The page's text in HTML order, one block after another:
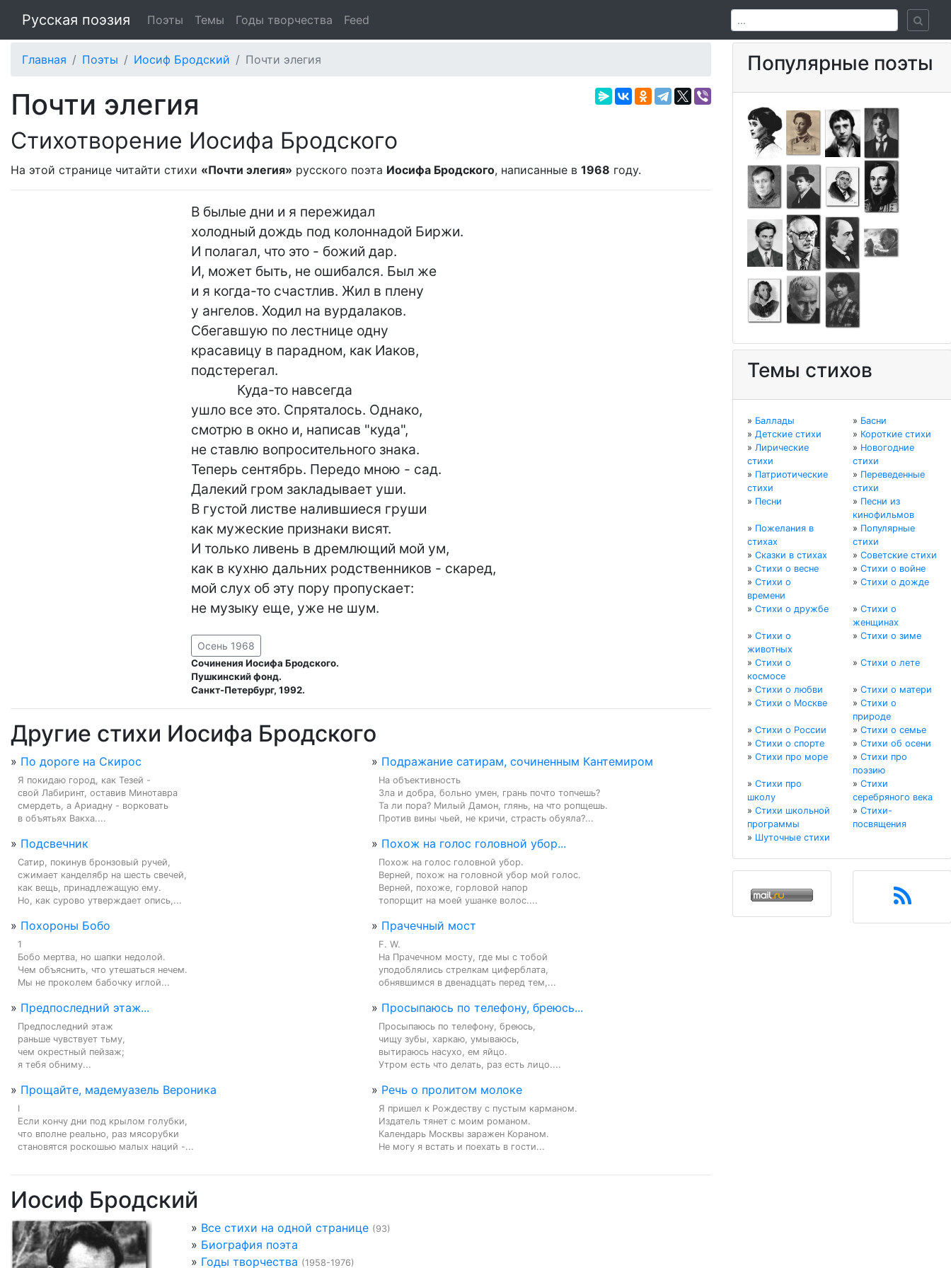
Русская поэзия Поэты Темы Годы творчества Feed
Главная Поэты Иосиф Бродский Почти элегия
Почти элегия
Стихотворение Иосифа Бродского
На этой странице читайти стихи «Почти элегия» русского поэта Иосифа Бродского, написанные в 1968 году.
В былые дни и я пережидал
холодный дождь под колоннадой Биржи.
И полагал, что это - божий дар.
И, может быть, не ошибался. Был же
и я когда-то счастлив. Жил в плену
у ангелов. Ходил на вурдалаков.
Сбегавшую по лестнице одну
красавицу в парадном, как Иаков,
подстерегал.
ушло все это. Спряталось. Однако,
смотрю в окно и, написав "куда",
не ставлю вопросительного знака.
Теперь сентябрь. Передо мною - сад.
Далекий гром закладывает уши.
В густой листве налившиеся груши
как мужеские признаки висят.
И только ливень в дремлющий мой ум,
как в кухню дальних родственников - скаред,
мой слух об эту пору пропускает:
не музыку еще, уже не шум.
Осень 1968
Сочинения Иосифа Бродского.
Пушкинский фонд.
Санкт-Петербург, 1992.
Другие стихи Иосифа Бродского
» По дороге на Скирос
Я покидаю город, как Тезей -
свой Лабиринт, оставив Минотавра
смердеть, а Ариадну - ворковать
в объятьях Вакха....
» Подражание сатирам, сочиненным Кантемиром
На объективность
Зла и добра, больно умен, грань почто топчешь?
Та ли пора? Милый Дамон, глянь, на что ропщешь.
Против вины чьей, не кричи, страсть обуяла?...
» Подсвечник
Сатир, покинув бронзовый ручей,
сжимает канделябр на шесть свечей,
как вещь, принадлежащую ему.
Но, как сурово утверждает опись,...
» Похож на голос головной убор...
Похож на голос головной убор.
Верней, похож на головной убор мой голос.
Верней, похоже, горловой напор
топорщит на моей ушанке волос....
» Похороны Бобо
1
Бобо мертва, но шапки недолой.
Чем объяснить, что утешаться нечем.
Мы не проколем бабочку иглой...
» Прачечный мост
F. W.
На Прачечном мосту, где мы с тобой
уподоблялись стрелкам циферблата,
обнявшимся в двенадцать перед тем,...
» Предпоследний этаж...
Предпоследний этаж
раньше чувствует тьму,
чем окрестный пейзаж;
я тебя обниму...
» Просыпаюсь по телефону, бреюсь...
Просыпаюсь по телефону, бреюсь,
чищу зубы, харкаю, умываюсь,
вытираюсь насухо, ем яйцо.
Утром есть что делать, раз есть лицо....
» Прощайте, мадемуазель Вероника
I
Если кончу дни под крылом голубки,
что вполне реально, раз мясорубки
становятся роскошью малых наций -...
» Речь о пролитом молоке
Я пришел к Рождеству с пустым карманом.
Издатель тянет с моим романом.
Календарь Москвы заражен Кораном.
Не могу я встать и поехать в гости...
Иосиф Бродский
» Все стихи на одной странице (93)
» Биография поэта
» Годы творчества (1958-1976)
Популярные поэты
Темы стихов
» Баллады » Басни
» Детские стихи » Короткие стихи
» Лирические
стихи
» Новогодние
стихи
» Патриотические
стихи
» Переведенные
стихи
» Песни » Песни из
кинофильмов
» Пожелания в
стихах
» Популярные
стихи
» Сказки в стихах » Советские стихи
» Стихи о весне » Стихи о войне
» Стихи о
времени
» Стихи о дожде
» Стихи о дружбе » Стихи о
женщинах
» Стихи о
животных
» Стихи о зиме
» Стихи о
космосе
» Стихи о лете
» Стихи о любви » Стихи о матери
» Стихи о Москве » Стихи о
природе
» Стихи о России » Стихи о семье
» Стихи о спорте » Стихи об осени
» Стихи про море » Стихи про
поэзию
» Стихи про
школу
» Стихи
серебряного века
» Стихи школьной
программы
» Стихи-
посвящения
» Шуточные стихи